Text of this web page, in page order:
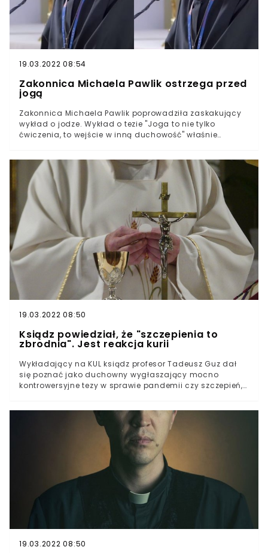
przez innego księdza.
19.03.2022 08:54
Zakonnica Michaela Pawlik ostrzega przed
jogą
Zakonnica Michaela Pawlik poprowadziła zaskakujący
wykład o jodze. Wykład o tezie "Joga to nie tylko
ćwiczenia, to wejście w inną duchowość" właśnie
Pawlik, która ostrzegała przed negatywnymi skutkami
uprawiania jogi. Już na samym początku siostra
ostrzegała przed religiami wschodnimi, masonerią oraz
konstruktem "nowej ery".
19.03.2022 08:50
Ksiądz powiedział, że "szczepienia to
zbrodnia". Jest reakcja kurii
Wykładający na KUL ksiądz profesor Tadeusz Guz dał
się poznać jako duchowny wygłaszający mocno
kontrowersyjne tezy w sprawie pandemii czy szczepień,
wspomnianej uczelni oraz Archidiecezję
Lubelską.Wspomniany profesor Katolickiego
Uniwersytetu Lubelskiego Jana Pawła II od dłuższego
czasu wygłasza homilie, w których podaje w wątpliwość
wszelkiego oficjalne doniesienia ws. epidemii
koronawirusa.Ksiądz Tadeusz Guz przekonywał choćby,
że wirusem "nie można zarazić się w trakcie mszy",
przypomina Wirtualna Polska.
19.03.2022 08:50